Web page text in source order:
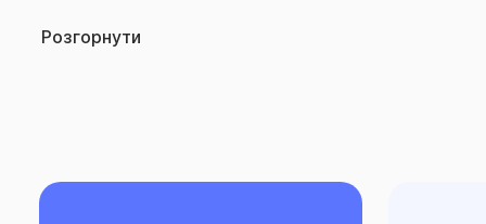
Російською Федерацією (в тому числі її
повноваження, та населені пункти, що розташовані
Розгорнути